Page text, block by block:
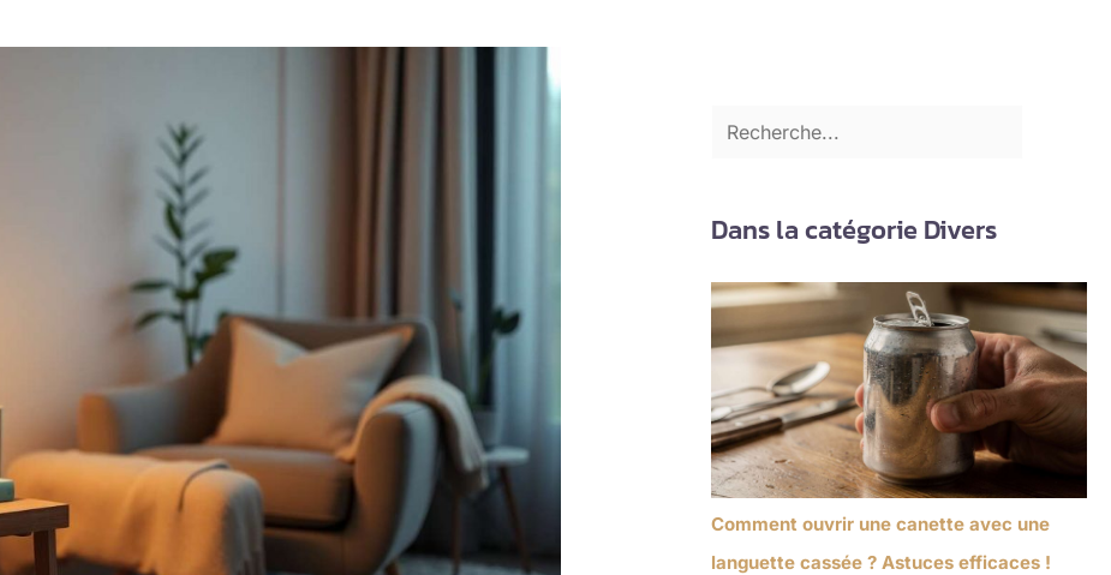
Dans la catégorie Divers
Comment ouvrir une canette avec une
languette cassée ? Astuces efficaces !